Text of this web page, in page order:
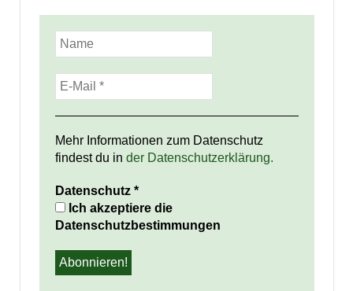
Mehr Informationen zum Datenschutz
findest du in der Datenschutzerklärung.
Datenschutz *
Ich akzeptiere die
Datenschutzbestimmungen